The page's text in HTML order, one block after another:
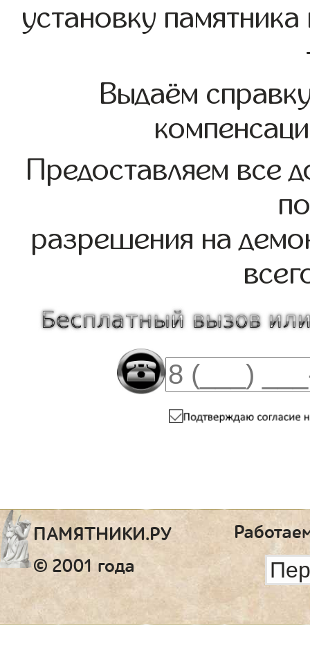
установку
Выдаём
Предоставляем все
разрешения на
ПАМЯТНИКИ.РУ
© 2001 года